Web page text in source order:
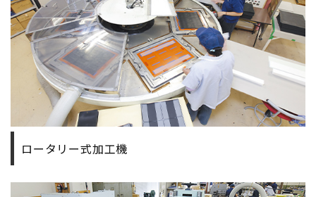
ロータリー式加工機